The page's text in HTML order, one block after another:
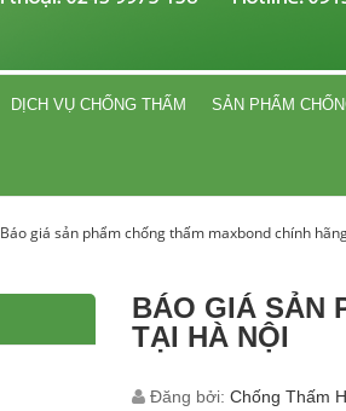
DỊCH VỤ CHỐNG THẤM SẢN PHẨM
Báo giá sản phẩm chống thấm maxbond chính
BÁO GIÁ SẢN
TẠI HÀ NỘI
Đăng bởi: Chống Thấm